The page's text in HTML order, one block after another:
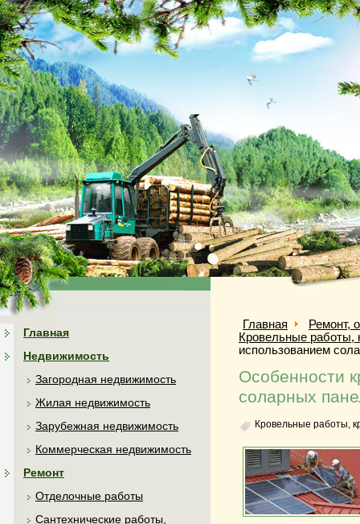
Главная
Недвижимость
Загородная недвижимость
Жилая недвижимость
Зарубежная недвижимость
Коммерческая недвижимость
Ремонт
Отделочные работы
Сантехнические работы,
Главная
Ремонт,
Кровельные работы,
использованием
Особенности
соларных
Кровельные работы,